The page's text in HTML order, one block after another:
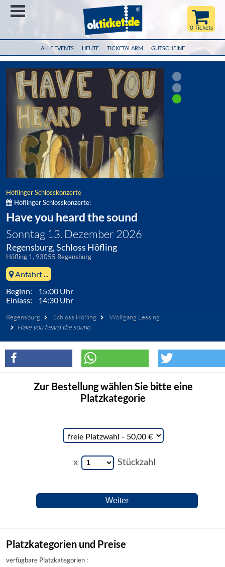
ALLE EVENTS HEUTE TICKETALARM GUTSCHEINE
0 Tickets
Höflinger Schlosskonzerte
Höflinger Schlosskonzerte:
Have you heard the sound
Sonntag 13. Dezember 2026
Regensburg, Schloss Höfling
Höfling 1, 93055 Regensburg
Anfahrt ...
Beginn: 15:00 Uhr
Einlass: 14:30 Uhr
Regensburg Schloss Höfling
Wolfgang Lessing
Have you heard the sound
Zur Bestellung wählen Sie bitte eine
Platzkategorie
x Stückzahl
Platzkategorien und Preise
verfügbare Platzkategorien :